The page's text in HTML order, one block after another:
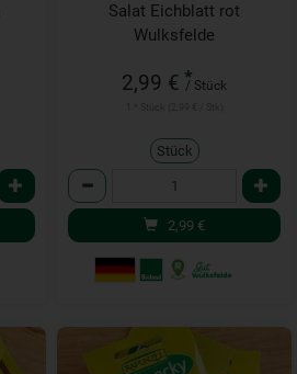
Salat Eichblatt rot
Wulksfelde
2,99 € *
/ Stück
Stück
Anzahl
2,99 €